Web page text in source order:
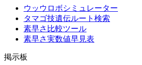
ウッウロボシミュレーター
タマゴ技遺伝ルート検索
素早さ比較ツール
素早さ実数値早見表
掲示板